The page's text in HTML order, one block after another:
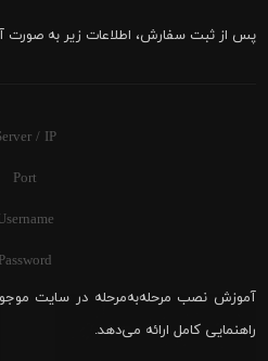
پس از ثبت سفارش، اطلاعات زیر به صورت
/ IP
Port
Password
آموزش نصب مرحله‌به‌مرحله در سایت
راهنمایی کامل ارائه می‌دهد.